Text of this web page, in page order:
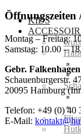
KIDS
Montag – Freitag:
Samstag: 10.00 –
Gebr.
Schauenburgerstr.
20095 Hamburg
Telefon: +49 (0) 40
E-Mail: